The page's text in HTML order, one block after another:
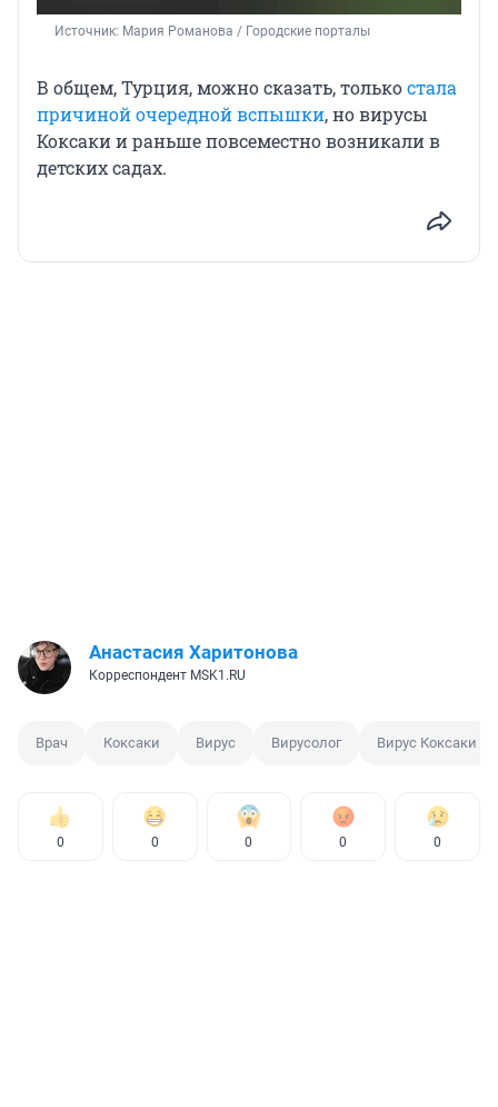
Источник: Мария Романова / Городские порталы
В общем, Турция, можно сказать, толькостала
причиной очередной вспышки, но вирусы
Коксаки и раньше повсеместно возникали в
детских садах.
Анастасия Харитонова
Корреспондент MSK1.RU
Врач Коксаки Вирус Вирусолог Вирус Коксаки
0 0 0 0 0